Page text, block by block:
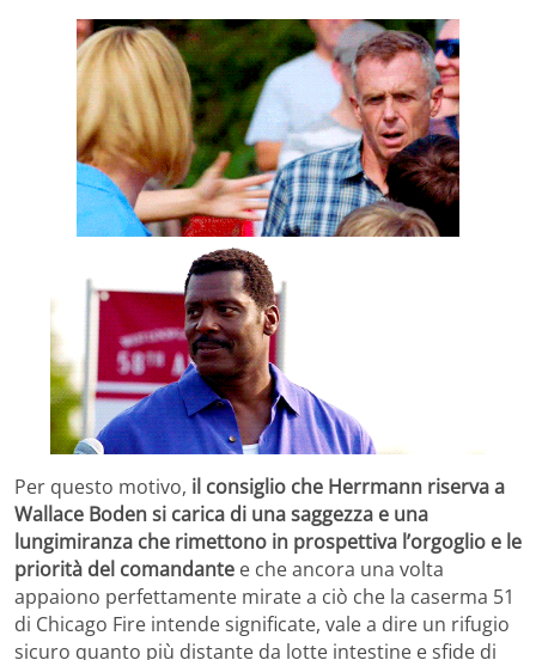
Per questo motivo, il consiglio che Herrmann riserva a
Wallace Boden si carica di una saggezza e una
lungimiranza che rimettono in prospettiva l’orgoglio e le
priorità del comandante e che ancora una volta
appaiono perfettamente mirate a ciò che la caserma 51
di Chicago Fire intende significate, vale a dire un rifugio
sicuro quanto più distante da lotte intestine e sfide di